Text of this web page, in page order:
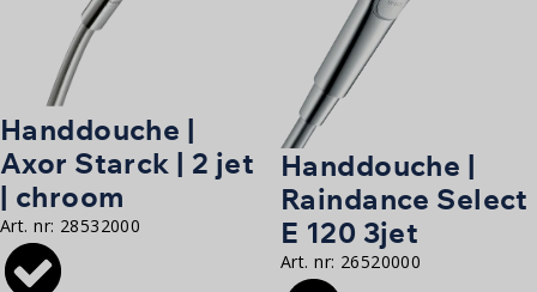
Handdouche |
Axor Starck | 2 jet
| chroom
Art. nr: 28532000
Handdouche |
Raindance Select
E 120 3jet
Art. nr: 26520000